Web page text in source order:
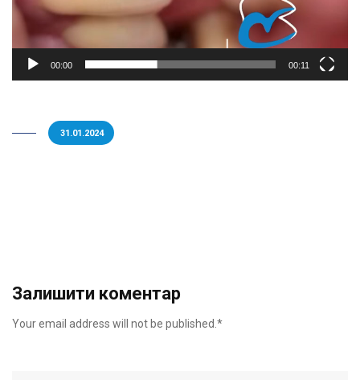
00:00 00:11
31.01.2024
Залишити коментар
Your email address will not be published.*